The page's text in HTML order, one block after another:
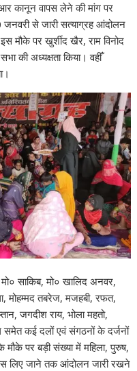
कानून वापस लेने की मांग पर
से जारी सत्याग्रह आंदोलन
मौके पर खुर्शीद खैर, राम विनोद
की अध्यक्षता किया। वहीँ
साकिब, मो० खालिद अनवर,
मोहम्मद तबरेज, मजहबी, रफत,
जगदीश राय, भोला महतो,
समेत कई दलों एवं संगठनों के दर्जनों
मौके पर बड़ी संख्या में महिला, पुरुष,
लिए जाने तक आंदोलन जारी रखने